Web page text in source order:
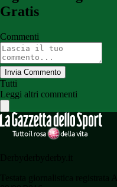
Gratis
Commenti
Invia Commento
Tutti
Leggi altri commenti